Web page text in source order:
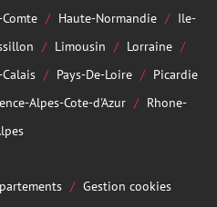
Haute-Normandie
Ile-
Limousin
Lorraine
Pays-De-Loire
Picardie
Alpes-Cote-d'Azur
Rhone-
Gestion cookies